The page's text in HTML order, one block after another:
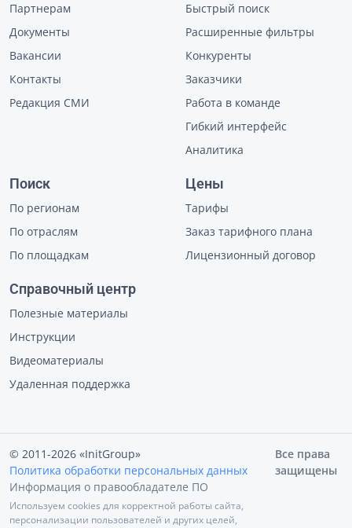
Партнерам
Документы
Вакансии
Контакты
Редакция СМИ
Быстрый поиск
Расширенные фильтры
Конкуренты
Заказчики
Работа в команде
Гибкий интерфейс
Аналитика
Поиск
По регионам
По отраслям
По площадкам
Цены
Тарифы
Заказ тарифного плана
Лицензионный договор
Справочный центр
Полезные материалы
Инструкции
Видеоматериалы
Удаленная поддержка
© 2011-2026 «InitGroup»
Политика обработки персональных данных
Информация о правообладателе ПО
Используем cookies для корректной работы сайта,
персонализации пользователей и других целей,
Все права
защищены